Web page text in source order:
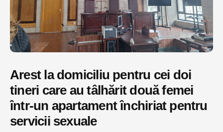
Arest la domiciliu pentru cei doi
tineri care au tâlhărit două femei
într-un apartament închiriat pentru
servicii sexuale